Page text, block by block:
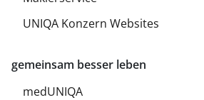
gemeinsam besser leben
medUNIQA
UNIQA Konzern Websites